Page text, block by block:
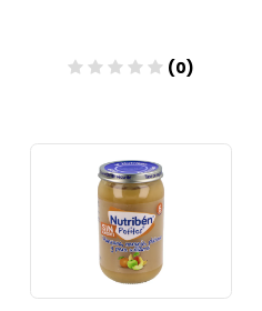
(0)
Añadir